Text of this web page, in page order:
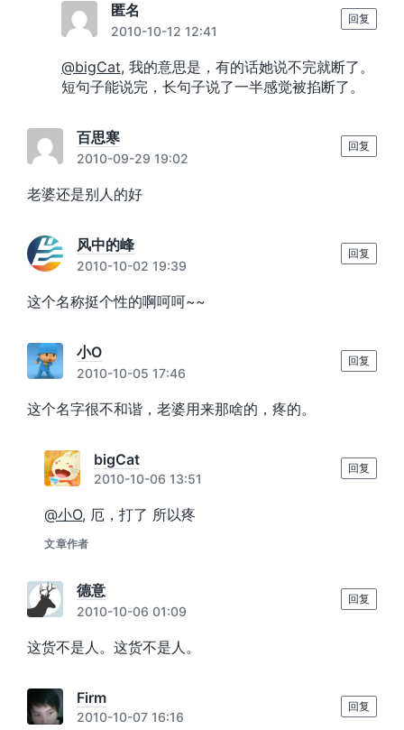
匿名
2010-10-12 12:41
@bigCat, 我的意思是，有的话她说不完就断了。
短句子能说完，长句子说了一半感觉被掐断了。
回复
百思寒
2010-09-29 19:02
老婆还是别人的好
回复
风中的峰
2010-10-02 19:39
这个名称挺个性的啊呵呵~~
回复
小O
2010-10-05 17:46
这个名字很不和谐，老婆用来那啥的，疼的。
回复
bigCat
2010-10-06 13:51
@小O, 厄，打了 所以疼
文章作者
回复
德意
2010-10-06 01:09
这货不是人。这货不是人。
回复
Firm
2010-10-07 16:16
回复